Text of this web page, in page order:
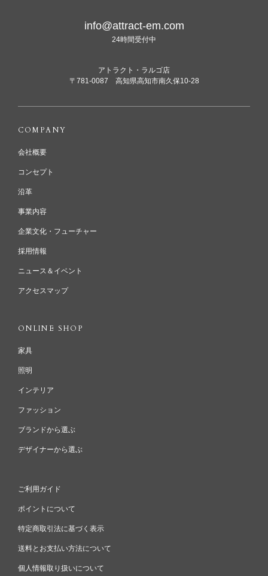
info@attract-em.com
24時間受付中
アトラクト・ラルゴ店
〒781-0087 高知県高知市南久保10-28
COMPANY
会社概要
コンセプト
沿革
事業内容
企業文化・フューチャー
採用情報
ニュース＆イベント
アクセスマップ
ONLINE SHOP
家具
照明
インテリア
ファッション
ブランドから選ぶ
デザイナーから選ぶ
ご利用ガイド
ポイントについて
特定商取引法に基づく表示
送料とお支払い方法について
個人情報取り扱いについて